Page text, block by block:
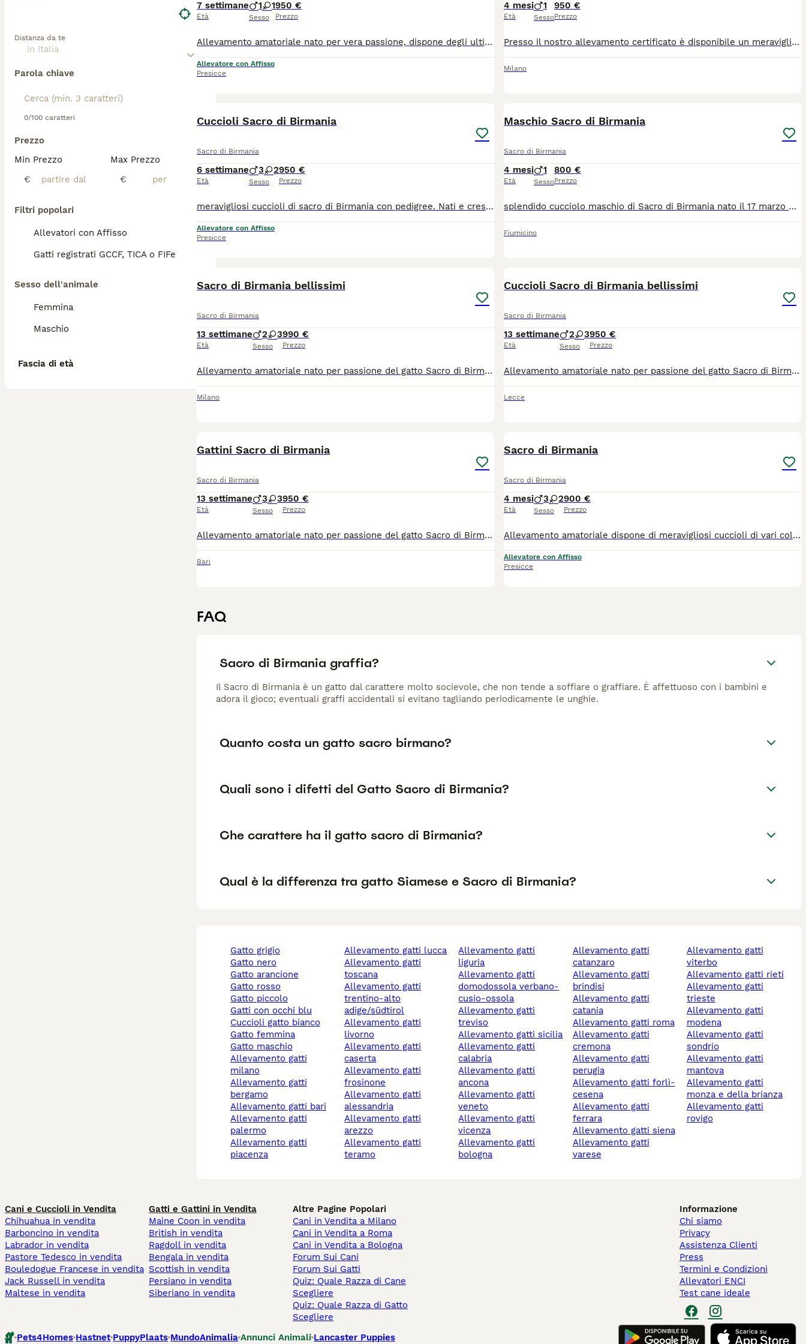
Distanza da te
Parola chiave
0/100 caratteri
Prezzo
Min Prezzo
€
Max Prezzo
€
Filtri popolari
Allevatori con Affisso
Gatti registrati GCCF, TICA o FIFe
Sesso dell'animale
Femmina
Maschio
Fascia di età
7 settimane
Età
1 1
Sesso
950 €
Prezzo
Allevamento amatoriale nato per vera passione, dispone degli ultimi cuccioli Sacro di Birmania con pedigree tutte le vaccinazioni trivalenti insieme al ciclo vermifugo chip pedigree e tt in regola Sono graditi contatti telefonici
Allevatore con Affisso
Presicce
4 mesi
Età
1
Sesso
950 €
Prezzo
Presso il nostro allevamento certificato è disponibile un meraviglioso gattino Sacro di Birmania, cresciuto con amore, attenzione e costante cura della salute e della socializzazione. Il cucciolo sarà ceduto al compimento dell’età idonea, completo di: * Pedigree ANFI * Passaggio di proprietà ANFI * Doppia vaccinazione * Microchip identificativo * Visita veterinaria pre-cessione * Esame delle feci con test per la Giardia Entrambi i genitori, di mia proprietà, sono regolarmente controllati e testati per PKD, FIV e FeLV, risultando negativi e in ottima salute. Il Sacro di Birmania è una razza dolce, affettuosa ed equilibrata, ideale per la vita in famiglia e per chi desidera un compagno elegante e dal carattere straordinario. Per ulteriori informazioni, fotografie o per fissare una visita conoscitiva, non esitate a contattarmi. Sarò lieta di fornire ogni dettaglio sul cucciolo e sul suo percorso di crescita.
Milano
Cuccioli Sacro di Birmania
Sacro di Birmania
6 settimane
Età
3 2
Sesso
950 €
Prezzo
meravigliosi cuccioli di sacro di Birmania con pedigree. Nati e cresciuti in casa insieme a noi, x cui hanno sviluppato un carattere dolcissimo. Avranno il pedigree, passaggio di Cuccioliproprietà, contratto cessione cucciolo, microchip, ciclo vaccinale e vermifugo completo e tt la documentazione in regola. Per loro Cerco una meravigliosa famiglia che li ami come figli
Allevatore con Affisso
Presicce
Maschio Sacro di Birmania
Sacro di Birmania
4 mesi
Età
1
Sesso
800 €
Prezzo
splendido cucciolo maschio di Sacro di Birmania nato il 17 marzo 2026 qualità da riproduzione o show: 🤎 Chocolate Tabby Point. I cuccioli crescono in ambiente familiare, sono ben socializzati e verranno affidati con pedigree ANFI e documentazione sanitaria. 📍 Fiumicino (RM) Per informazioni e per conoscere meglio il cucciolo contattatemi in privato. Solo famiglie e allevatori seriamente interessati.
Fiumicino
Sacro di Birmania bellissimi
Sacro di Birmania
13 settimane
Età
2 3
Sesso
990 €
Prezzo
Allevamento amatoriale nato per passione del gatto Sacro di Birmania. Dispone di meravigliosi cuccioli sia maschi che femmine di varie colorazioni. I piccoli saranno pronti per lasciare l'allevamento alla data stabilita dall'Associazione felina Anfi. Avranno i loro libretto sanitario con tutte le loro visite veterinarie e il ciclo vaccinale vermifugo completo e il microchip. Avranno il pedigree un contratto sessione cucciolo il passaggio di proprietà. Sono dei gatti dal carattere estremamente docile Perché nascono in casa e vivono in casa a contatto con gli esseri umani. Per maggiori informazioni gradirei essere Contattata telefonicamente.... c'è la possibilità previa accordi di portarlo al vostro domicilio e cerco per loro una famiglia amorevole In modo tale che loro possano continuare a vivere una vita serena uguale a quella che hanno trascorso in allevamento. CONTATTARE SOLO QUESTO NUMERO: 348 2847684 (Mary)
Milano
Cuccioli Sacro di Birmania bellissimi
Sacro di Birmania
13 settimane
Età
2 3
Sesso
950 €
Prezzo
Allevamento amatoriale nato per passione del gatto Sacro di Birmania. Dispone di meravigliosi cuccioli sia maschi che femmine di varie colorazioni. I piccoli saranno pronti per lasciare l'allevamento alla data stabilita dall'Associazione felina Anfi. Avranno i loro libretto sanitario con tutte le loro visite veterinarie, il ciclo vaccinale vermifugo completo e il microchip. Avranno il pedigree, un contratto sessione cucciolo, passaggio di proprietà. Sono dei gatti dal carattere estremamente docile perché nascono in casa e vivono in casa a contatto con gli esseri umani. Per maggiori informazioni gradirei essere Contattata telefonicamente..... C'è la possibilità, previa accordi, di portarlo al vostro domicilio e cerco per loro una famiglia amorevole In modo tale che loro possano continuare a vivere una vita serena uguale a quella che hanno trascorso in allevamento. CONTATTARE SOLO IL NUMERO SEGUENTE: 348 2847684 (Mary)
Lecce
Gattini Sacro di Birmania
Sacro di Birmania
13 settimane
Età
3 3
Sesso
950 €
Prezzo
Allevamento amatoriale nato per passione del gatto Sacro di Birmania. Dispone di meravigliosi cuccioli sia maschi che femmine di varie colorazioni. I piccoli saranno pronti per lasciare l'allevamento alla data stabilita dall'Associazione felina Anfi. Avranno i loro libretto sanitario con tutte le loro visite veterinarie e il ciclo vaccinale vermifugo completo e il microchip. Avranno il pedigree un contratto sessione cucciolo il passaggio di proprietà. Sono dei gatti dal carattere estremamente docile perché nascono in casa e vivono in casa a contatto con gli esseri umani. Per maggiori informazioni gradirei essere contattata telefonicamente! C'è la possibilità, previa accordi, di portarlo al vostro domicilio e cerco per loro una famiglia amorevole In modo tale che loro possano continuare a vivere una vita serena uguale a quella che hanno trascorso in allevamento. CONTATTARE QUESTO RECAPITO!!!: 348 2847684 (Mary)
Bari
Sacro di Birmania
Sacro di Birmania
4 mesi
Età
3 2
Sesso
900 €
Prezzo
Allevamento amatoriale dispone di meravigliosi cuccioli di vari colori da prenotare sia maschi che femmine dotati di microchip e il ciclo vaccinale e vermifugo completo insieme anche a libretto sanitario contratto gestione cucciolo passaggio di proprietà e tutta la documentazione in regola compresa anche quella dei genitori. È gradito un contatto telefonico e ci sarebbe la possibilità di portarlo al vostro domicilio con un rimborso delle spese
Allevatore con Affisso
Presicce
FAQ
Sacro di Birmania graffia?
Il Sacro di Birmania è un gatto dal carattere molto socievole, che non tende a soffiare o graffiare. È affettuoso con i bambini e
adora il gioco; eventuali graffi accidentali si evitano tagliando periodicamente le unghie.
Quanto costa un gatto sacro birmano?
Quali sono i difetti del Gatto Sacro di Birmania?
Che carattere ha il gatto sacro di Birmania?
Qual è la differenza tra gatto Siamese e Sacro di Birmania?
gatto grigio
gatto nero
gatto arancione
gatto rosso
gatto piccolo
gatti con occhi blu
cuccioli gatto bianco
gatto femmina
gatto maschio
allevamento gatti
milano
allevamento gatti
bergamo
allevamento gatti bari
allevamento gatti
palermo
allevamento gatti
piacenza
allevamento gatti lucca
allevamento gatti
toscana
allevamento gatti
trentino-alto
adige/südtirol
allevamento gatti
livorno
allevamento gatti
caserta
allevamento gatti
frosinone
allevamento gatti
alessandria
allevamento gatti
arezzo
allevamento gatti
teramo
allevamento gatti
liguria
allevamento gatti
domodossola verbano-
cusio-ossola
allevamento gatti
treviso
allevamento gatti sicilia
allevamento gatti
calabria
allevamento gatti
ancona
allevamento gatti
veneto
allevamento gatti
vicenza
allevamento gatti
bologna
allevamento gatti
catanzaro
allevamento gatti
brindisi
allevamento gatti
catania
allevamento gatti roma
allevamento gatti
cremona
allevamento gatti
perugia
allevamento gatti forlì-
cesena
allevamento gatti
ferrara
allevamento gatti siena
allevamento gatti
varese
allevamento gatti
viterbo
allevamento gatti rieti
allevamento gatti
trieste
allevamento gatti
modena
allevamento gatti
sondrio
allevamento gatti
mantova
allevamento gatti
monza e della brianza
allevamento gatti
rovigo
Cani e Cuccioli in Vendita
Chihuahua in vendita
Barboncino in vendita
Labrador in vendita
Pastore Tedesco in vendita
Bouledogue Francese in vendita
Jack Russell in vendita
Maltese in vendita
Gatti e Gattini in Vendita
Maine Coon in vendita
British in vendita
Ragdoll in vendita
Bengala in vendita
Scottish in vendita
Persiano in vendita
Siberiano in vendita
Altre Pagine Popolari
Cani in Vendita a Milano
Cani in Vendita a Roma
Cani in Vendita a Bologna
Forum Sui Cani
Forum Sui Gatti
Quiz: Quale Razza di Cane
Scegliere
Quiz: Quale Razza di Gatto
Scegliere
Informazione
Chi siamo
Privacy
Assistenza Clienti
Press
Termini e Condizioni
Allevatori ENCI
Test cane ideale
Pets4Homes Hastnet PuppyPlaats MundoAnimalia Annunci Animali Lancaster Puppies